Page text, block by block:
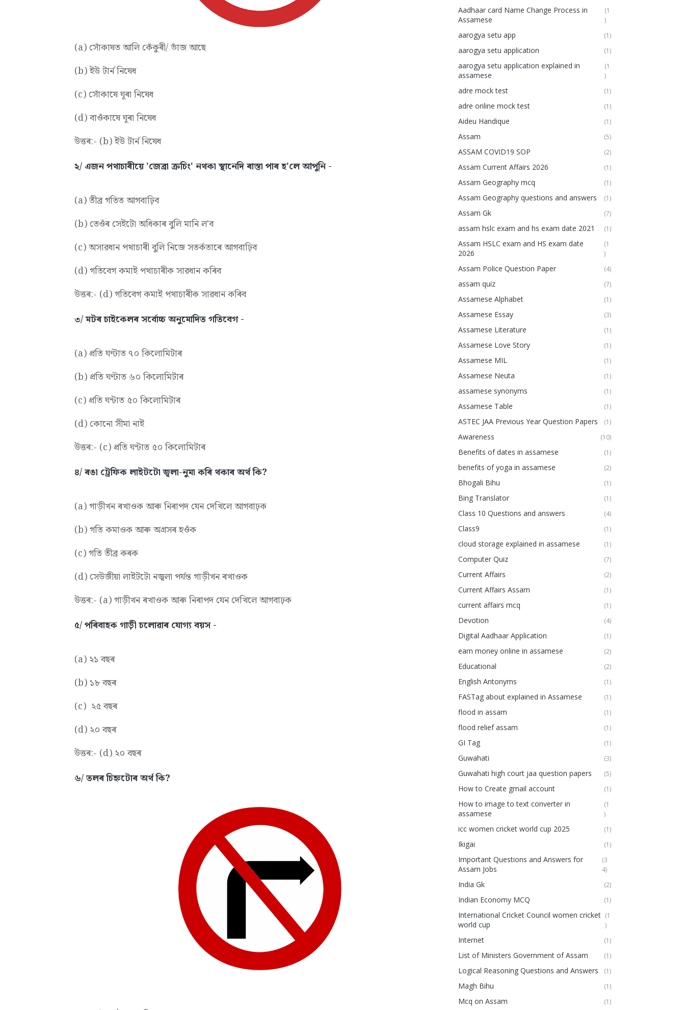
(a) সোঁকাষত আলি কেঁকুৰী/ ভাঁজ আছে
(b) ইউ টাৰ্ন নিষেধ
(c) সোঁকাষে ঘূৰা নিষেধ
(d) বাওঁকাষে ঘূৰা নিষেধ
উত্তৰ:- (b) ইউ টাৰ্ন নিষেধ
২/ এজন পথাচাৰীয়ে 'জেব্ৰা ক্ৰচিং' নথকা স্থানেদি ৰাস্তা পাৰ হ'লে আপুনি -
(a) তীব্ৰ গতিত আগবাঢ়িব
(b) তেওঁৰ সেইটো অধিকাৰ বুলি মানি ল'ব
(c) অসাৱধান পথাচাৰী বুলি নিজে সতৰ্কতাৰে আগবাঢ়িব
(d) গতিবেগ কমাই পথাচাৰীক সাৱধান কৰিব
উত্তৰ:- (d) গতিবেগ কমাই পথাচাৰীক সাৱধান কৰিব
৩/ মটৰ চাইকেলৰ সৰ্বোচ্চ অনুমোদিত গতিবেগ -
(a) প্ৰতি ঘণ্টাত ৭০ কিলোমিটাৰ
(b) প্ৰতি ঘণ্টাত ৬০ কিলোমিটাৰ
(c) প্ৰতি ঘন্টাত ৫০ কিলোমিটাৰ
(d) কোনো সীমা নাই
উত্তৰ:- (c) প্ৰতি ঘন্টাত ৫০ কিলোমিটাৰ
৪/ ৰঙা ট্ৰেফিক লাইটটো জ্বলা-নুমা কৰি থকাৰ অৰ্থ কি?
(a) গাড়ীখন ৰখাওক আৰু নিৰাপদ যেন দেখিলে আগবাঢ়ক
(b) গতি কমাওক আৰু অগ্ৰসৰ হওঁক
(c) গতি তীব্ৰ কৰক
(d) সেউজীয়া লাইটটো নজ্বলা পৰ্যন্ত গাড়ীখন ৰখাওক
উত্তৰ:- (a) গাড়ীখন ৰখাওক আৰু নিৰাপদ যেন দেখিলে আগবাঢ়ক
৫/ পৰিবাহক গাড়ী চলোৱাৰ যোগ্য বয়স -
(a) ২১ বছৰ
(b) ১৮ বছৰ
(c) ২৫ বছৰ
(d) ২০ বছৰ
উত্তৰ:- (d) ২০ বছৰ
৬/ তলৰ চিহ্নটোৰ অৰ্থ কি?
Aadhaar card Name Change Process in
Assamese
(1
)
aarogya setu app (1)
aarogya setu application (1)
aarogya setu application explained in
assamese
(1
)
adre mock test (1)
adre online mock test (1)
Aideu Handique (1)
Assam (5)
ASSAM COVID19 SOP (2)
Assam Current Affairs 2026 (1)
Assam Geography mcq (1)
Assam Geography questions and answers (1)
Assam Gk (7)
assam hslc exam and hs exam date 2021 (1)
Assam HSLC exam and HS exam date
2026
(1
)
Assam Police Question Paper (4)
assam quiz (7)
Assamese Alphabet (1)
Assamese Essay (3)
Assamese Literature (1)
Assamese Love Story (1)
Assamese MIL (1)
Assamese Neuta (1)
assamese synonyms (1)
Assamese Table (1)
ASTEC JAA Previous Year Question Papers (1)
Awareness (10)
Benefits of dates in assamese (1)
benefits of yoga in assamese (2)
Bhogali Bihu (1)
Bing Translator (1)
Class 10 Questions and answers (4)
Class9 (1)
cloud storage explained in assamese (1)
Computer Quiz (7)
Current Affairs (2)
Current Affairs Assam (1)
current affairs mcq (1)
Devotion (4)
Digital Aadhaar Application (1)
earn money online in assamese (2)
Educational (2)
English Antonyms (1)
FASTag about explained in Assamese (1)
flood in assam (1)
flood relief assam (1)
GI Tag (1)
Guwahati (3)
Guwahati high court jaa question papers (5)
How to Create gmail account (1)
How to image to text converter in
assamese
(1
)
icc women cricket world cup 2025 (1)
Ikigai (1)
Important Questions and Answers for
Assam Jobs
(3
4)
India Gk (2)
Indian Economy MCQ (1)
International Cricket Council women cricket
world cup
(1
)
Internet (1)
List of Ministers Government of Assam (1)
Logical Reasoning Questions and Answers (1)
Magh Bihu (1)
Mcq on Assam (1)